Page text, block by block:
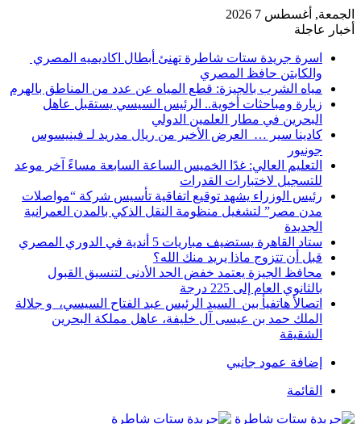
الجمعة, أغسطس 7 2026
أخبار عاجلة
اسرة جريدة ستات شاطرة تهنئ أبطال اكاديميه المصري
والكابتن حافظ المصري
مياه الشرب بالجيزة: قطع المياه عن عدد من المناطق بالهرم
زيارة ومباحثات أخوية.. الرئيس السيسي يستقبل عاهل
البحرين في مطار العلمين الدولي
كادينا سير … العرض الأخير من ريال مدريد لـ فينيسوس
جونيور
التعليم العالي: غدًا الخميس الساعة السابعة مساءً آخر موعد
للتسجيل لاختبارات القدرات
رئيس الوزراء يشهد توقيع اتفاقية تأسيس شركة “مواصلات
مدن مصر” لتشغيل منظومة النقل الذكي بالمدن العمرانية
الجديدة
ستاد القاهرة يستضيف مباريات 5 أندية في الدوري المصري
قبل أن تتزوج ماذا يريد منك الله؟
محافظ الجيزة يعتمد خفض الحد الأدنى لتنسيق القبول
بالثانوي العام إلى 225 درجة
اتصالأ هاتفيأ بين السيد الرئيس عبد الفتاح السيسي، و جلالة
الملك حمد بن عيسى آل خليفة، عاهل مملكة البحرين
الشقيقة
إضافة عمود جانبي
القائمة